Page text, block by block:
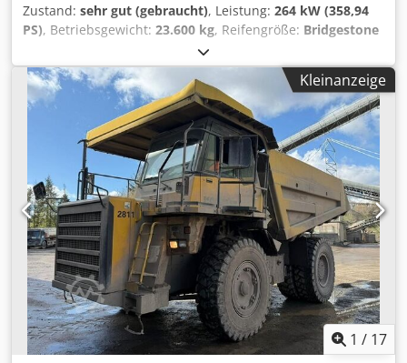
Zustand: sehr gut (gebraucht), Leistung: 264 kW (358,94
PS), Betriebsgewicht: 23.600 kg, Reifengröße: Bridgestone
70 %
Betriebsstunden:1.710 h, Ausstattung:Klimaanlage,
VOLVO A30G Baujahr: 2023 Betriebsstunden: 1.710 std.
Geschlossene Kabine Klimaanlage Rückfahrkamera Radio
Zentralschmierung Muldenheizung Heckklappe
Bridgestone Reifen 30/65R25 ca 70% erhalten Csdpfx
Apeya U Unetorf VOLVO D11M Motor mit 264kW CE
Abmessungen für Transport L/B/H - 10.5 x 3 x 3.4m
Einsatzgewicht: 23,6 to.
Kleinanzeige
1 / 17